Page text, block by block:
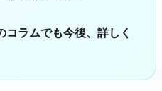
コラムでも今後、詳しく